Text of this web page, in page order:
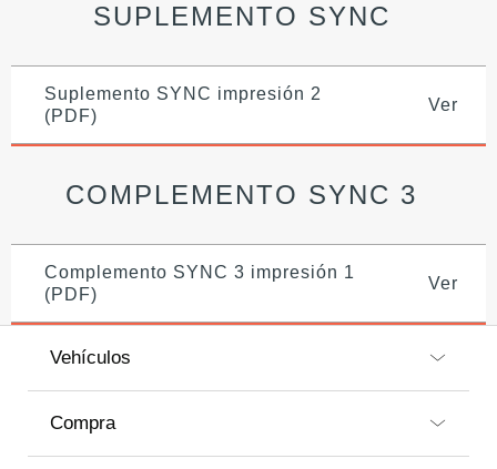
SUPLEMENTO SYNC
Suplemento SYNC impresión 2
(PDF)
Ver
COMPLEMENTO SYNC 3
Complemento SYNC 3 impresión 1
(PDF)
Ver
Vehículos
Compra